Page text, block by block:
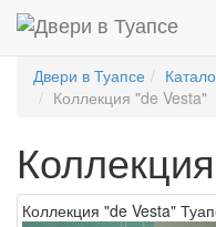
Двери в Туапсе
Коллекция "de Vesta"
Коллекция "de Vesta"